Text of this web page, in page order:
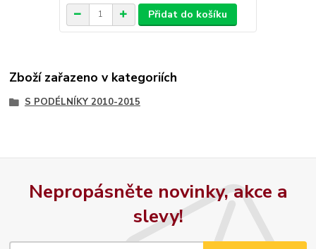
Přidat do košíku
Zboží zařazeno v kategoriích
S PODÉLNÍKY 2010-2015
Nepropásněte novinky, akce a
slevy!